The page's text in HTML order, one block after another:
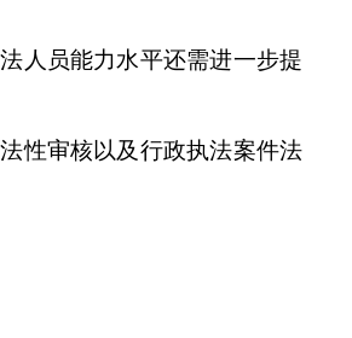
人员能力水平还需进一步提
性审核以及行政执法案件法